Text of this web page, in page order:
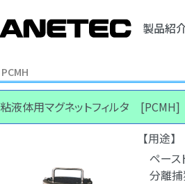
製品紹
PCMH
粘液体用マグネットフィルタ [PCMH]
【用途】
ペース
分離捕